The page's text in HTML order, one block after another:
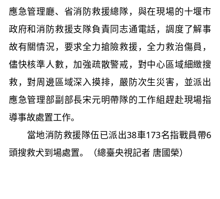
應急管理廳、省消防救援總隊，與在現場的十堰市
政府和消防救援支隊負責同志通電話，調度了解事
故有關情況，要求全力搶險救援，全力救治傷員，
儘快核準人數，加強疏散警戒，對中心區域細緻搜
救，對周邊區域深入摸排，嚴防次生災害，並派出
應急管理部副部長宋元明帶隊的工作組趕赴現場指
導事故處置工作。
當地消防救援隊伍已派出38車173名指戰員帶6
頭搜救犬到場處置。（總臺央視記者 唐國榮）